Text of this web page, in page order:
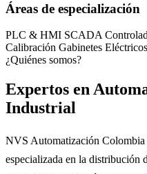
Áreas de especialización
PLC & HMI SCADA
Calibración Gabinetes Eléctricos
¿Quiénes somos?
Expertos en
Industrial
NVS Automatización Colombia
especializada en la distribución